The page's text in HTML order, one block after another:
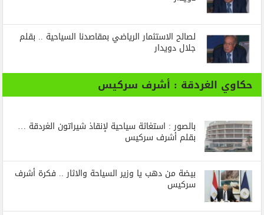
لصالح الاستثمار الرياضي بمقاصدنا السياحية .. بقلم
جلال دويدار
حكاوي الغردقة : أشرف سركيس
بالصور : استغاثة سياحية لإنقاذ شيراتون الغردقة …
بقلم أشرف سركيس
بيضة من دهب يا وزير السياحة والاثار .. فكرة أشرف
سركيس